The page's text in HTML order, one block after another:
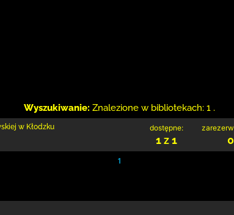
Wyszukiwanie: Znalezione w bibliotekach: 1 .
w Kłodzku dostępne:
1 z 1 0
1